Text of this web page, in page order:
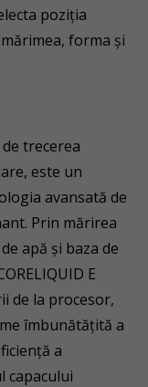
poziția
forma și
de trecerea
este un
avansată de
Prin mărirea
apă și baza de
E
de la procesor,
îmbunătățită a
a
capacului